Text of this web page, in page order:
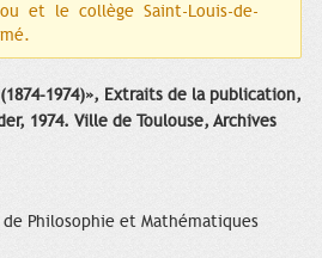
et le collège Saint-Louis-de-
1974)», Extraits de la publication,
1974. Ville de Toulouse, Archives
Philosophie et Mathématiques